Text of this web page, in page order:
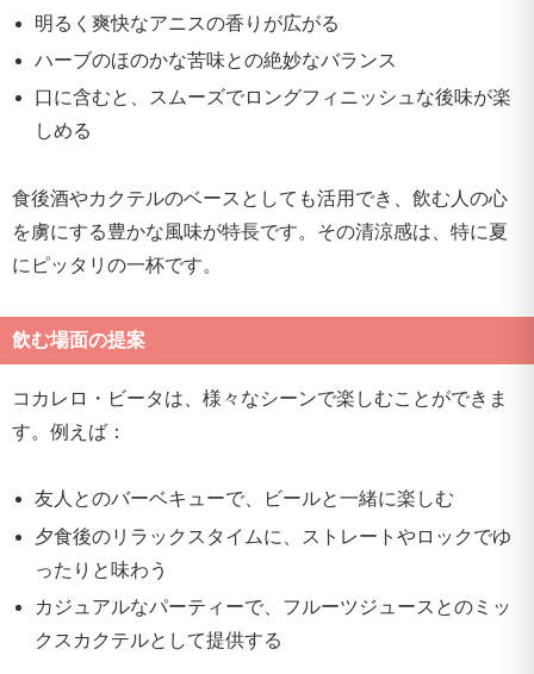
明るく爽快なアニスの香りが広がる
ハーブのほのかな苦味との絶妙なバランス
口に含むと、スムーズでロングフィニッシュな後味が楽
しめる
食後酒やカクテルのベースとしても活用でき、飲む人の心
を虜にする豊かな風味が特長です。その清涼感は、特に夏
にピッタリの一杯です。
飲む場面の提案
コカレロ・ビータは、様々なシーンで楽しむことができま
す。例えば：
友人とのバーベキューで、ビールと一緒に楽しむ
夕食後のリラックスタイムに、ストレートやロックでゆ
ったりと味わう
カジュアルなパーティーで、フルーツジュースとのミッ
クスカクテルとして提供する